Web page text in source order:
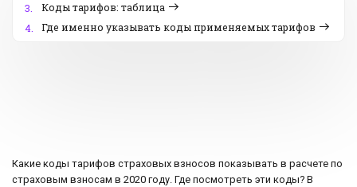
3.
Коды тарифов: таблица
4.
Где именно указывать коды применяемых тарифов
Какие коды тарифов страховых взносов показывать в расчете по
страховым взносам в 2020 году. Где посмотреть эти коды? В